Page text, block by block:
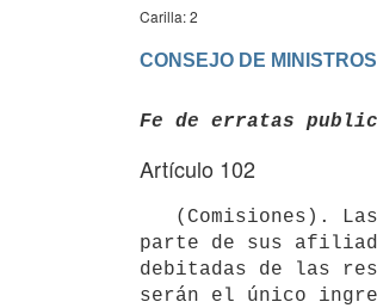
Carilla: 2
Fe de erratas
Artículo 102
parte de sus
debitadas de las
serán el único